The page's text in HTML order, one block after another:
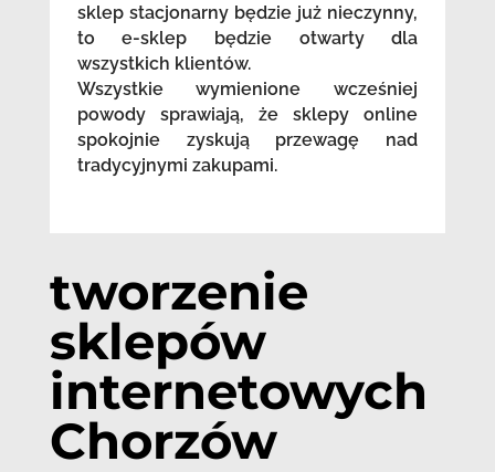
sklep stacjonarny będzie już nieczynny,
to e-sklep będzie otwarty dla
wszystkich klientów.
Wszystkie wymienione wcześniej
powody sprawiają, że sklepy online
spokojnie zyskują przewagę nad
tradycyjnymi zakupami.
tworzenie
sklepów
internetowych
Chorzów